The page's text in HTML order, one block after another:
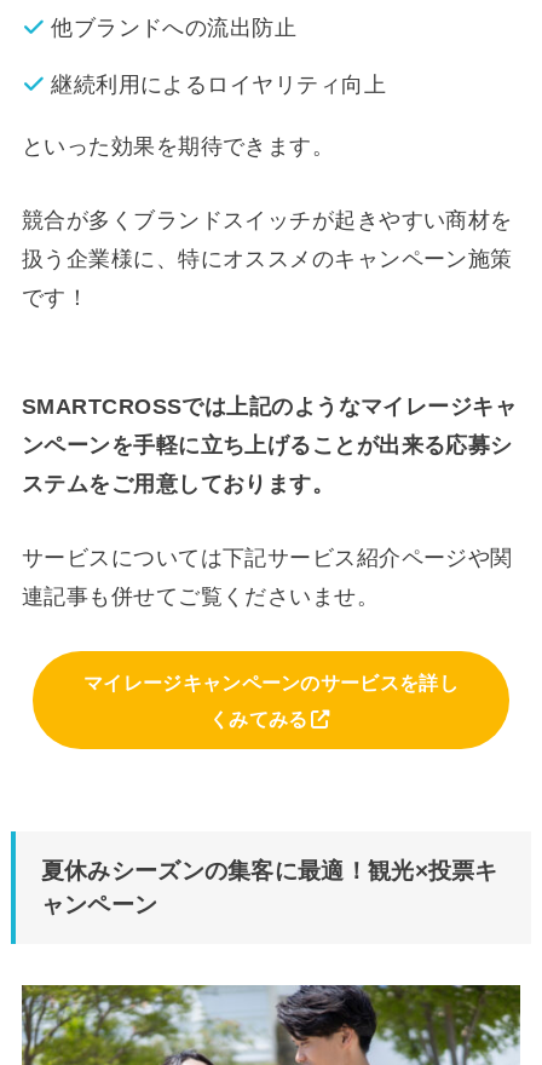
他ブランドへの流出防止
継続利用によるロイヤリティ向上
といった効果を期待できます。
競合が多くブランドスイッチが起きやすい商材を
扱う企業様に、特にオススメのキャンペーン施策
です！
SMARTCROSSでは上記のようなマイレージキャ
ンペーンを手軽に立ち上げることが出来る応募シ
ステムをご用意しております。
サービスについては下記サービス紹介ページや関
連記事も併せてご覧くださいませ。
マイレージキャンペーンのサービスを詳し
くみてみる
夏休みシーズンの集客に最適！観光×投票キ
ャンペーン